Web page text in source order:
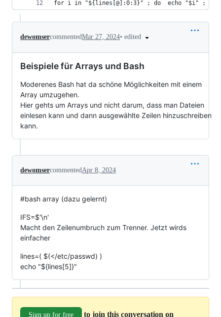
for i in "${lines[@]:0:3}" ; do  echo "$i" ;
dewomsercommentedMar 27, 2024• edited
Beispiele für Arrays und Bash
Moderenes Bash hat da schöne Möglichkeiten mit einem
Array umzugehen.
Hier gehts um Arrays und nicht darum, dass man Dateien
einlesen kann und dann ausgewählte Zeilen hinzuschreiben
kann.
dewomsercommented Apr 8, 2024
#bash array (dazu gelernt)
IFS=$'\n'
Macht den Zeilenumbruch zum Trenner. Jetzt wirds
einfacher
lines=( $(</etc/passwd) )
echo "${lines[5]}"
Sign up for free to join this conversation on